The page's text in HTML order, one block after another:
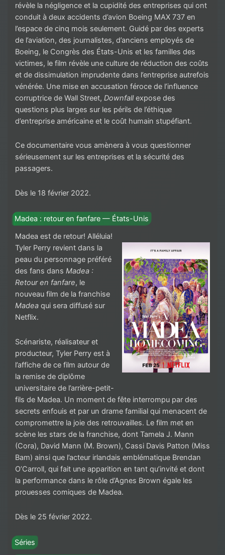
révèle la négligence et la cupidité des entreprises qui ont
conduit à deux accidents d’avion Boeing MAX 737 en
l’espace de cinq mois seulement. Guidé par des experts
de l’aviation, des journalistes, d’anciens employés de
Boeing, le Congrès des États-Unis et les familles des
victimes, le film révèle une culture de réduction des coûts
et de dissimulation imprudente dans l’entreprise autrefois
vénérée. Une mise en accusation féroce de l’influence
corruptrice de Wall Street, Downfallexpose des
questions plus larges sur les périls de l’éthique
d’entreprise américaine et le coût humain stupéfiant.
Ce documentaire vous amènera à vous questionner
sérieusement sur les entreprises et la sécurité des
passagers.
Dès le 18 février 2022.
Madea : retour en fanfare — États-Unis
Madea est de retour! Alléluia!
Tyler Perry revient dans la
peau du personnage préféré
des fans dans Madea :
Retour en fanfare, le
nouveau film de la franchise
Madea qui sera diffusé sur
Netflix.
Scénariste, réalisateur et
producteur, Tyler Perry est à
l’affiche de ce film autour de
la remise de diplôme
universitaire de l’arrière-petit-
fils de Madea. Un moment de fête interrompu par des
secrets enfouis et par un drame familial qui menacent de
compromettre la joie des retrouvailles. Le film met en
scène les stars de la franchise, dont Tamela J. Mann
(Cora), David Mann (M. Brown), Cassi Davis Patton (Miss
Bam) ainsi que l’acteur irlandais emblématique Brendan
O’Carroll, qui fait une apparition en tant qu’invité et dont
la performance dans le rôle d’Agnes Brown égale les
prouesses comiques de Madea.
Dès le 25 février 2022.
Séries